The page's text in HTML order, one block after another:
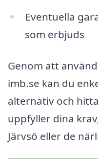
Eventuella
som erbjuds
Genom att
imb.se kan du
alternativ och
uppfyller dina
Järvsö eller de